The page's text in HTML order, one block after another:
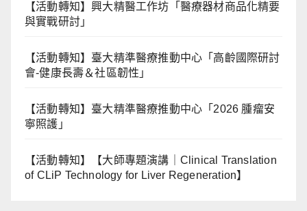
【活動轉知】興大精醫工作坊「醫療器材商品化精要
與實戰研討」
【活動轉知】臺大精準醫療推動中心「高齡國際研討
會-健康長壽＆社區韌性」
【活動轉知】臺大精準醫療推動中心「2026 腫瘤安
寧照護」
【活動轉知】【大師專題演講｜Clinical Translation
of CLiP Technology for Liver Regeneration】